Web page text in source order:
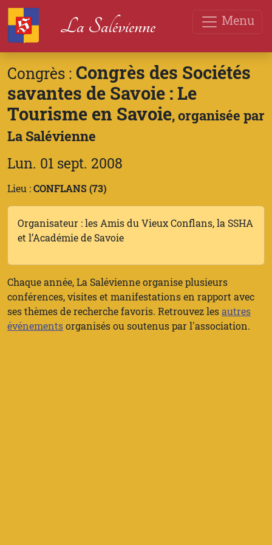
Menu
La Salévienne
Congrès : Congrès des Sociétés
savantes de Savoie : Le
Tourisme en Savoie, organisée par
La Salévienne
Lun. 01 sept. 2008
Lieu :CONFLANS (73)
Organisateur : les Amis du Vieux Conflans, la SSHA
et l’Académie de Savoie
Chaque année, La Salévienne organise plusieurs
conférences, visites et manifestations en rapport avec
ses thèmes de recherche favoris. Retrouvez lesautres
événementsorganisés ou soutenus par l'association.